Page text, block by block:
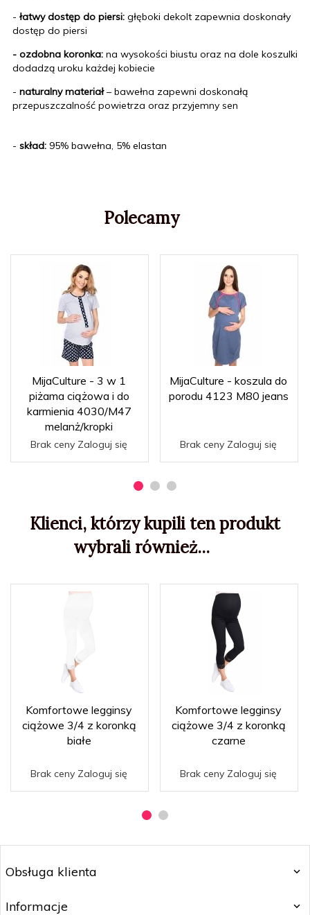
- łatwy dostęp do piersi: głęboki dekolt zapewnia doskonały
dostęp do piersi
- ozdobna koronka: na wysokości biustu oraz na dole koszulki
dodadzą uroku każdej kobiecie
- naturalny materiał– bawełna zapewni doskonałą
przepuszczalność powietrza oraz przyjemny sen
- skład: 95% bawełna, 5% elastan
Polecamy
MijaCulture - 3 w 1
piżama ciążowa i do
karmienia 4030/M47
melanż/kropki
Brak ceny Zaloguj się
MijaCulture - koszula do
porodu 4123 M80 jeans
Brak ceny Zaloguj się
Klienci, którzy kupili ten produkt
wybrali również...
Komfortowe legginsy
ciążowe 3/4 z koronką
białe
Brak ceny Zaloguj się
Komfortowe legginsy
ciążowe 3/4 z koronką
czarne
Brak ceny Zaloguj się
Obsługa klienta
Informacje